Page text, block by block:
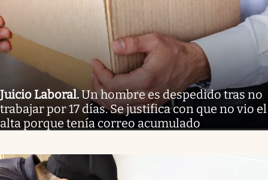
Juicio Laboral.Un hombre es despedido tras no
trabajar por 17 días. Se justifica con que no vio el
alta porque tenía correo acumulado